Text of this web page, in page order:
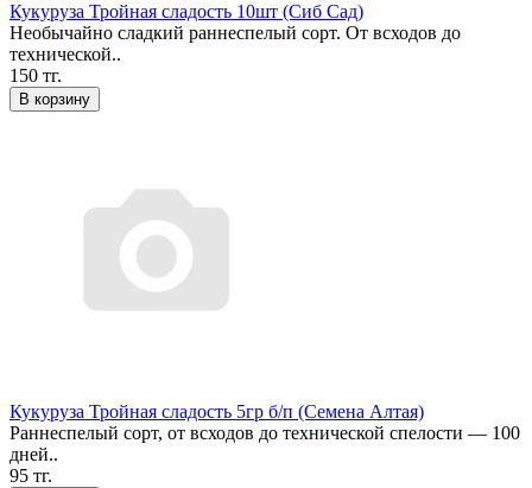
Кукуруза Тройная сладость 10шт (Сиб Сад)
Необычайно сладкий раннеспелый сорт. От всходов до
технической..
150 тг.
В корзину
Кукуруза Тройная сладость 5гр б/п (Семена Алтая)
Раннеспелый сорт, от всходов до технической спелости — 100
дней..
95 тг.